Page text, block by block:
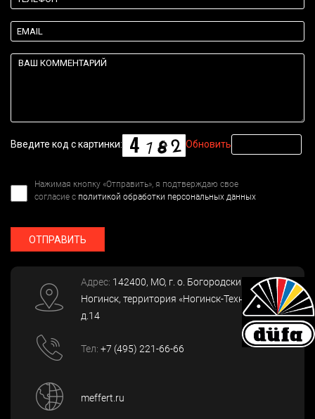
Введите код с картинки: Обновить
Нажимая кнопку «Отправить», я подтверждаю свое
согласие с политикой обработки персональных данных
ОТПРАВИТЬ
Адрес: 142400, МО, г. о. Богородский, г.
Ногинск, территория «Ногинск-Технопарк»,
д.14
Тел: +7 (495) 221-66-66
meffert.ru